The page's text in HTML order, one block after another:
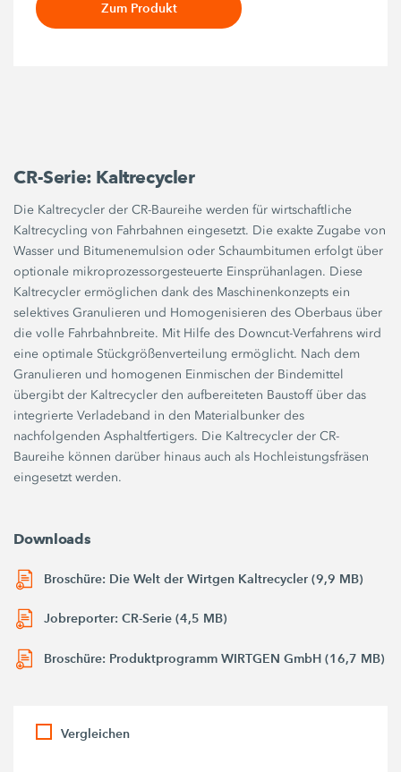
Zum Produkt
CR-Serie: Kaltrecycler
Die Kaltrecycler der CR-Baureihe werden für wirtschaftliche
Kaltrecycling von Fahrbahnen eingesetzt. Die exakte Zugabe von
Wasser und Bitumenemulsion oder Schaumbitumen erfolgt über
optionale mikroprozessorgesteuerte Einsprühanlagen. Diese
Kaltrecycler ermöglichen dank des Maschinenkonzepts ein
selektives Granulieren und Homogenisieren des Oberbaus über
die volle Fahrbahnbreite. Mit Hilfe des Downcut-Verfahrens wird
eine optimale Stückgrößenverteilung ermöglicht. Nach dem
Granulieren und homogenen Einmischen der Bindemittel
übergibt der Kaltrecycler den aufbereiteten Baustoff über das
integrierte Verladeband in den Materialbunker des
nachfolgenden Asphaltfertigers. Die Kaltrecycler der CR-
Baureihe können darüber hinaus auch als Hochleistungsfräsen
eingesetzt werden.
Downloads
Broschüre: Die Welt der Wirtgen Kaltrecycler (9,9 MB)
Jobreporter: CR-Serie (4,5 MB)
Broschüre: Produktprogramm WIRTGEN GmbH (16,7 MB)
Vergleichen